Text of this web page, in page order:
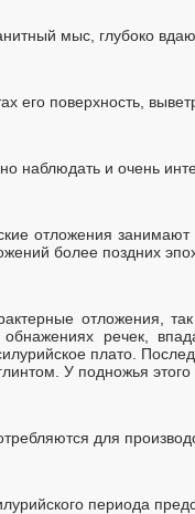
мыс, глубоко
его поверхность,
наблюдать и очень
отложения занимают
более поздних
отложения,
обнажениях речек,
плато.
У подножья
для
периода